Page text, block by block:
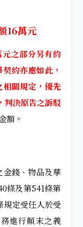
16萬元
之部分另有約
約亦應如此，
關規定，優先
判決原告之訴駁
額。
錢、物品及孳
條及第541條第
規定受任人於受
進行顛末之義